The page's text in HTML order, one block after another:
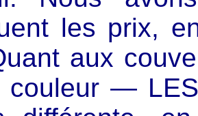
les prix,
aux
couleur —